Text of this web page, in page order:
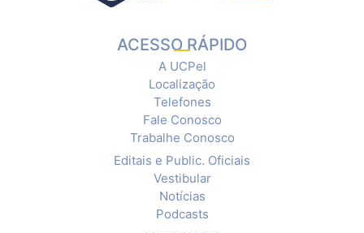
ACESSO RÁPIDO
A UCPel
Localização
Telefones
Fale Conosco
Trabalhe Conosco
Editais e Public. Oficiais
Vestibular
Notícias
Podcasts